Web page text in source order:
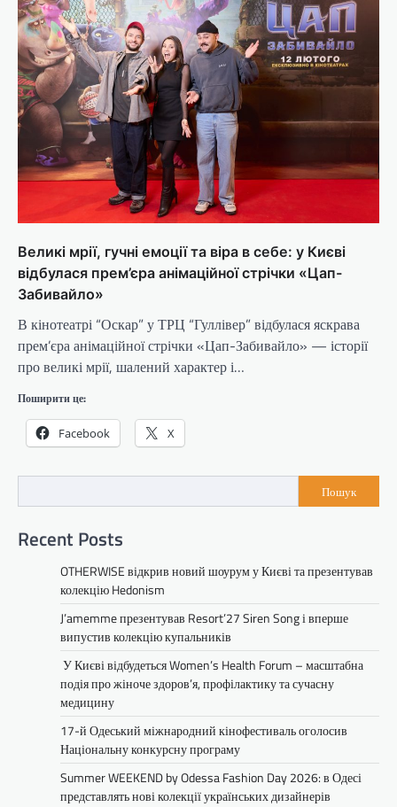
Великі мрії, гучні емоції та віра в себе: у Києві
відбулася прем’єра анімаційної стрічки «Цап-
Забивайло»
В кінотеатрі “Оскар” у ТРЦ “Гуллівер” відбулася яскрава
прем’єра анімаційної стрічки «Цап-Забивайло» — історії
про великі мрії, шалений характер і…
Поширити це:
Facebook X
Пошук
Recent Posts
OTHERWISE відкрив новий шоурум у Києві та презентував
колекцію Hedonism
J’amemme презентував Resort’27 Siren Song і вперше
випустив колекцію купальників
У Києві відбудеться Women’s Health Forum – масштабна
подія про жіноче здоров’я, профілактику та сучасну
медицину
17-й Одеський міжнародний кінофестиваль оголосив
Національну конкурсну програму
Summer WEEKEND by Odessa Fashion Day 2026: в Одесі
представлять нові колекції українських дизайнерів